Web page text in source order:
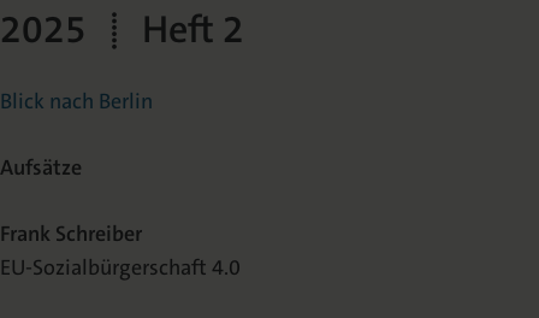
2025 | Heft 2
Blick nach Berlin
Aufsätze
Frank Schreiber
EU-Sozialbürgerschaft 4.0